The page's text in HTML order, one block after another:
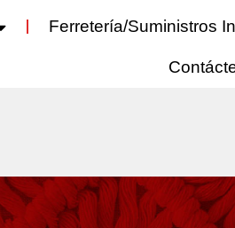
Ferretería/Suministros